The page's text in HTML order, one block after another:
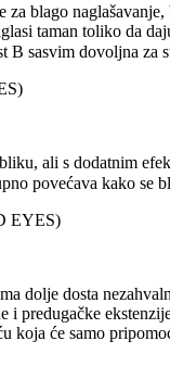
blago
taman toliko da
sasvim dovoljna
ali s dodatnim
povećava kako
EYES)
dolje dosta
i predugačke
koja će samo